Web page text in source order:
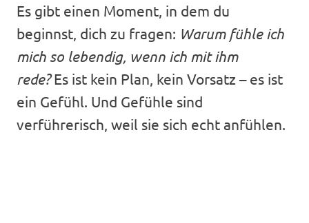
Es gibt einen Moment, in dem du
beginnst, dich zu fragen: Warum fühle ich
mich so lebendig, wenn ich mit ihm
rede?Es ist kein Plan, kein Vorsatz – es ist
ein Gefühl. Und Gefühle sind
verführerisch, weil sie sich echt anfühlen.